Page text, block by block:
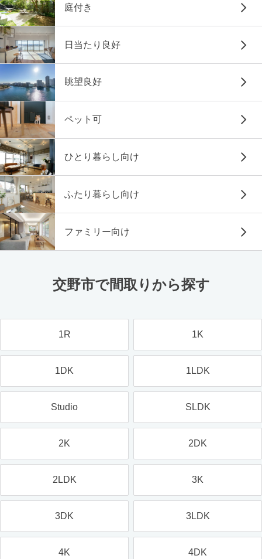
庭付き
日当たり良好
眺望良好
ペット可
ひとり暮らし向け
ふたり暮らし向け
ファミリー向け
交野市で間取りから探す
1R 1K
1DK 1LDK
Studio SLDK
2K 2DK
2LDK 3K
3DK 3LDK
4K 4DK